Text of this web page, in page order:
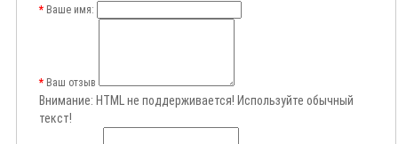
Ваше имя:
Ваш отзыв
Внимание: HTML не поддерживается! Используйте обычный
текст!